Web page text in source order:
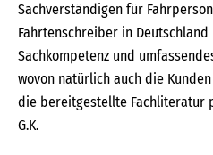
Sachverständigen für
Fahrtenschreiber in
Sachkompetenz und
wovon natürlich auch die Kunden
die bereitgestellte Fachliteratur
G.K.